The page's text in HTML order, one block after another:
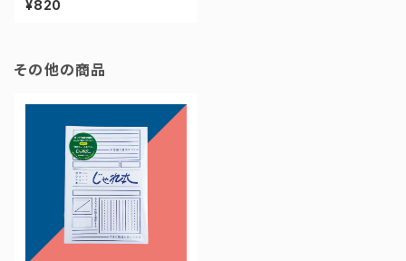
¥820
その他の商品